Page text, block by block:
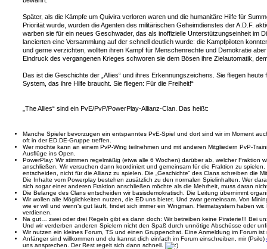
Später, als die Kämpfe um Quivira verloren waren und die humanitäre Hilfe für
Priorität wurde, wurden die Agenten des militärischen Geheimdienstes der A.D.F.
warben sie für ein neues Geschwader, das als inoffizielle Unterstützungseinheit im
lancierten eine Versammlung auf der schnell deutlich wurde: die Kampfpiloten
und gerne verzichten, wollten ihren Kampf für Menschenrechte und Demokratie
Eindruck des vergangenen Krieges schworen sie dem Bösen ihre Zielautomatik,
Das ist die Geschichte der „Allies“ und ihres Erkennungszeichens. Sie fliegen heute
System, das ihre Hilfe braucht. Sie fliegen: Für die Freiheit!“
„The Allies“ sind ein PvE/PvP/PowerPlay-Allianz-Clan. Das heißt:
Manche Spieler bevorzugen ein entspanntes PvE-Spiel und dort sind wir im Moment
oft in der ED.DE-Gruppe treffen.
Wer möchte kann an einem PvP-Wing teilnehmen und mit anderen Mitgliedern PvP-
Ausflüge ins Open.
PowerPlay: Wir stimmen regelmäßig (etwa alle 6 Wochen) darüber ab, welcher Fraktion
anschließen. Wir versuchen dann koordiniert und gemeinsam für die Fraktion zu
entscheiden, nicht für die Allianz zu spielen. Die „Geschichte“ des Clans schreiben die
Die Inhalte vom Powerplay bestehen zusätzlich zu den normalen Spielinhalten. Wer
sich sogar einer anderen Fraktion anschließen möchte als die Mehrheit, muss daran
Die Belange des Clans entscheiden wir basisdemokratisch. Die Leitung übernimmt
Wir wollen alle Möglichkeiten nutzen, die ED uns bietet. Und zwar gemeinsam. Von
wie er will und wenn‘s gut läuft, findet sich immer ein Wingman. Heimatsystem haben
verdienen.
Na gut… zwei oder drei Regeln gibt es dann doch: Wir betreiben keine Piraterie!!! Bei
Und wir verderben anderen Spielern nicht den Spaß durch unnötige Abschüsse oder
Wir nutzen ein kleines Forum, TS und einen Gruppenchat. Eine Anmeldung im Forum
Anfänger sind willkommen und du kannst dich einfach im Forum einschreiben, mir (Psilo)
uns ansprechen. Der Rest regelt sich dann schnell.